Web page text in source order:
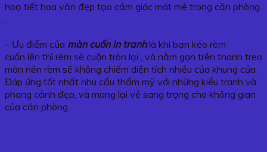
hoạ tiết hoa văn đẹp tạo cảm giác mát mẻ trong căn phòng
– Ưu điểm của màn cuốn in tranhlà khi bạn kéo rèm
cuốn lên thì rèm sẽ cuộn tròn lại , và nằm gọn trên thanh treo
màn nên rèm sẽ không chiếm diện tích nhiều của khung của .
Đáp ứng tốt nhất nhu cầu thẩm mỹ với những kiểu tranh và
phong cảnh đẹp, và mang lại vẻ sang trọng cho không gian
của căn phòng.